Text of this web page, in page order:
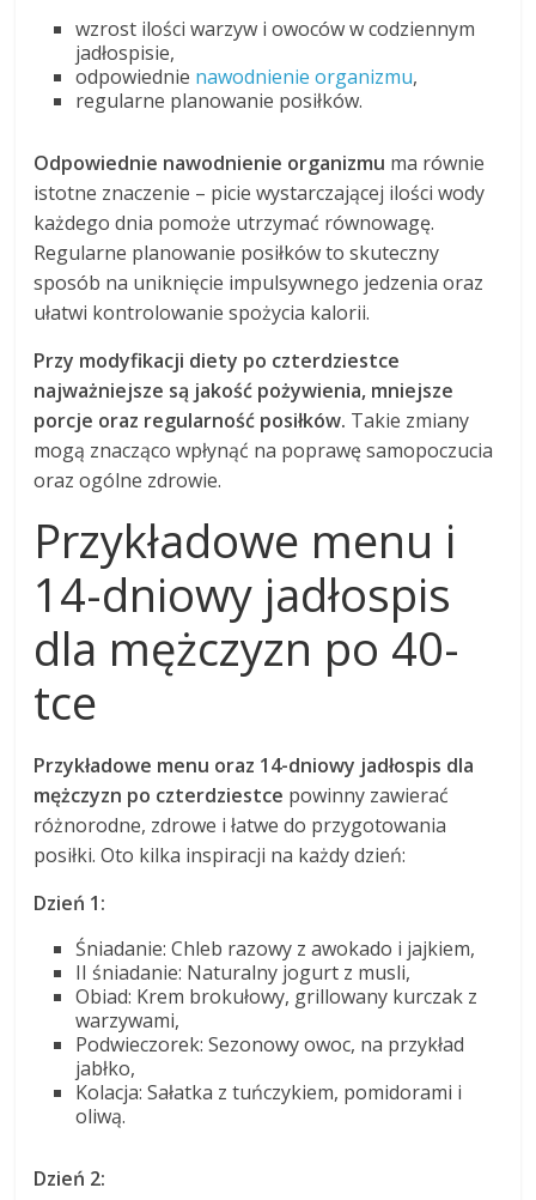
wzrost ilości warzyw i owoców w codziennym
jadłospisie,
odpowiednie nawodnienie organizmu,
regularne planowanie posiłków.
Odpowiednie nawodnienie organizmu ma równie
istotne znaczenie – picie wystarczającej ilości wody
każdego dnia pomoże utrzymać równowagę.
Regularne planowanie posiłków to skuteczny
sposób na uniknięcie impulsywnego jedzenia oraz
ułatwi kontrolowanie spożycia kalorii.
Przy modyfikacji diety po czterdziestce
najważniejsze są jakość pożywienia, mniejsze
porcje oraz regularność posiłków. Takie zmiany
mogą znacząco wpłynąć na poprawę samopoczucia
oraz ogólne zdrowie.
Przykładowe menu i
14-dniowy jadłospis
dla mężczyzn po 40-
tce
Przykładowe menu oraz 14-dniowy jadłospis dla
mężczyzn po czterdziestce powinny zawierać
różnorodne, zdrowe i łatwe do przygotowania
posiłki. Oto kilka inspiracji na każdy dzień:
Dzień 1:
Śniadanie: Chleb razowy z awokado i jajkiem,
II śniadanie: Naturalny jogurt z musli,
Obiad: Krem brokułowy, grillowany kurczak z
warzywami,
Podwieczorek: Sezonowy owoc, na przykład
jabłko,
Kolacja: Sałatka z tuńczykiem, pomidorami i
oliwą.
Dzień 2: